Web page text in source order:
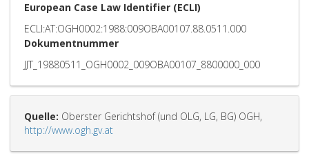
European Case Law Identifier (ECLI)
ECLI:AT:OGH0002:1988:009OBA00107.88.0511.000
Dokumentnummer
JJT_19880511_OGH0002_009OBA00107_8800000_000
Quelle: Oberster Gerichtshof (und OLG, LG, BG) OGH,
http://www.ogh.gv.at